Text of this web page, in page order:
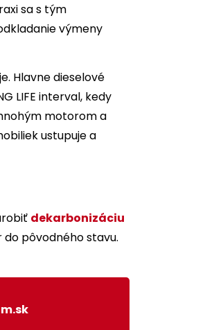
sa s tým
výmeny
Hlavne dieselové
LIFE interval, kedy
motorom a
ustupuje a
dekarbonizáciu
pôvodného stavu.